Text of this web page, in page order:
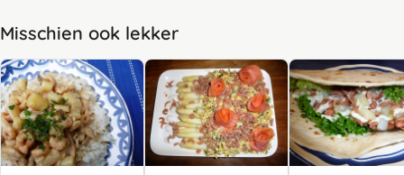
Misschien ook lekker